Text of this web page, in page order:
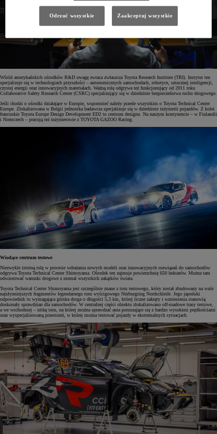
Wśród amerykańskich ośrodków R&D uwagę zwraca zwłaszcza Toyota Research Institute (TRI). Instytut ten
specjalizuje się w technologiach przyszłości – autonomicznych samochodach, robotyce, sztucznej inteligencji,
czystej energii oraz innowacyjnych materiałach. Ważną rolę odgrywa też funkcjonujący od 2011 roku
Collaborative Safety Research Center (CSRC) specjalizujący się w dziedzinie bezpieczeństwa ruchu drogowego.
Jeśli chodzi o ośrodki działające w Europie, wspomnieć należy przede wszystkim o Toyota Technical Center
Europe. Zlokalizowana w Belgii jednostka badawcza specjalizuje się w dziedzinie inżynierii pojazdów. Z kolei
francuskie Toyota Europe Design Development ED2 to centrum designu. Na naszym kontynencie – w Finlandii
i Niemczech – pracują też inżynierowie z TOYOTA GAZOO Racing.
Wiodące centrum testowe
Niezwykle istotną rolę w procesie wdrażania nowych modeli oraz innowacyjnych rozwiązań do samochodów
odgrywa Toyota Technical Center Shimoyama. Ośrodek ten zajmuje powierzchnię 650 hektarów. Można tam
odwzorować warunki drogowe z niemal wszystkich zakątków świata.
Toyota Technical Center Shimoyama jest szczególnie znane z toru testowego, który został zbudowany na wzór
najsłynniejszych fragmentów legendarnego toru wyścigowego Nürburgring Nordschleife. Jego japoński
odpowiednik to wymagająca górska droga o długości 5,3 km, której liczne zakręty i wzniesienia stanowią
doskonały sprawdzian dla samochodów. W centralnej części obiektu zlokalizowano off-roadowe trasy testowe,
a we wschodniej – nitkę toru, na której można sprawdzać auta poruszające się z bardzo wysokimi prędkościami
oraz wyspecjalizowaną przestrzeń, w której można testować pojazdy w ekstremalnych sytuacjach.
Odrzuć wszystkie Zaakceptuj wszystkie